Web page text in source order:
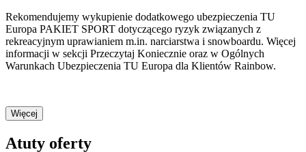
Rekomendujemy wykupienie dodatkowego ubezpieczenia TU
Europa PAKIET SPORT dotyczącego ryzyk związanych z
rekreacyjnym uprawianiem m.in. narciarstwa i snowboardu. Więcej
informacji w sekcji Przeczytaj Koniecznie oraz w Ogólnych
Warunkach Ubezpieczenia TU Europa dla Klientów Rainbow.
Więcej
Atuty oferty